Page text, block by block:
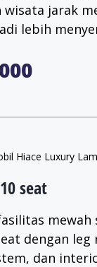
jarak
lebih
seat
mewah
dengan leg
dan